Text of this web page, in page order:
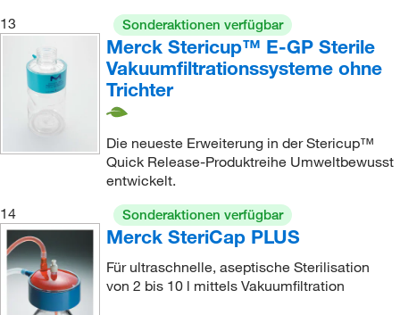
13
Sonderaktionen verfügbar
Merck Stericup™ E-GP Sterile
Vakuumfiltrationssysteme ohne
Trichter
Die neueste Erweiterung in der Stericup™
Quick Release-Produktreihe Umweltbewusst
entwickelt.
14
Sonderaktionen verfügbar
Merck SteriCap PLUS
Für ultraschnelle, aseptische Sterilisation
von 2 bis 10 l mittels Vakuumfiltration